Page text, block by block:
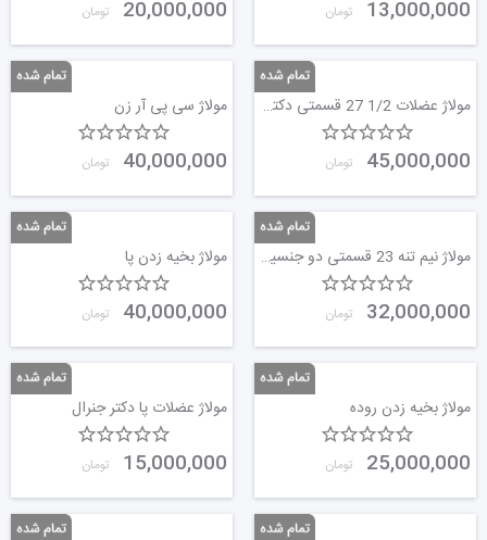
13,000,000 تومان 20,000,000 تومان
مولاژ عضلات 1/2 27 قسمتی دکتر جنرال
45,000,000 تومان
مولاژ سی پی آر زن
40,000,000 تومان
مولاژ نیم تنه 23 قسمتی دو جنسیتی
32,000,000 تومان
مولاژ بخیه زدن پا
40,000,000 تومان
مولاژ بخیه زدن روده
25,000,000 تومان
مولاژ عضلات پا دکتر جنرال
15,000,000 تومان